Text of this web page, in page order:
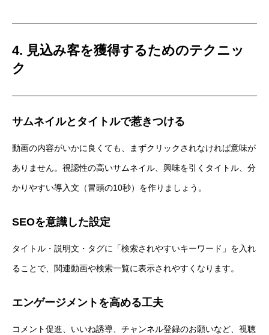
4. 見込み客を獲得するためのテクニッ
ク
サムネイルとタイトルで惹きつける
動画の内容がいかに良くても、まずクリックされなければ意味が
ありません。視認性の高いサムネイル、興味を引くタイトル、分
かりやすい導入文（冒頭の10秒）を作りましょう。
SEOを意識した設定
タイトル・説明文・タグに「検索されやすいキーワード」を入れ
ることで、関連動画や検索一覧に表示されやすくなります。
エンゲージメントを高める工夫
コメント促進、いいね誘導、チャンネル登録のお願いなど、視聴